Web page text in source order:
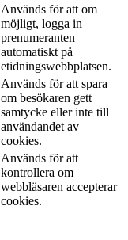
Används för att om
möjligt, logga in
prenumeranten
automatiskt på
etidningswebbplatsen.
Används för att spara
om besökaren gett
samtycke eller inte till
användandet av
cookies.
Används för att
kontrollera om
webbläsaren accepterar
cookies.